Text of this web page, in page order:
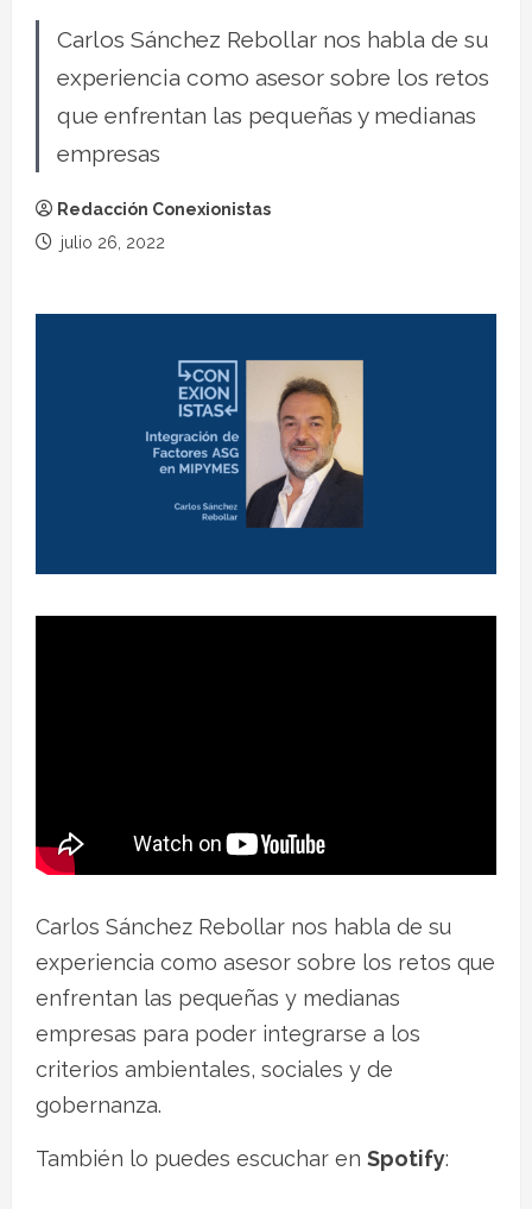
Carlos Sánchez Rebollar nos habla de su
experiencia como asesor sobre los retos
que enfrentan las pequeñas y medianas
empresas
Redacción Conexionistas
julio 26, 2022
Carlos Sánchez Rebollar nos habla de su
experiencia como asesor sobre los retos que
enfrentan las pequeñas y medianas
empresas para poder integrarse a los
criterios ambientales, sociales y de
gobernanza.
También lo puedes escuchar en Spotify: